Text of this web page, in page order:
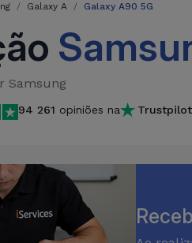
Galaxy A Galaxy A90 5G
Samsung
94 261 opiniões na Trustpilot